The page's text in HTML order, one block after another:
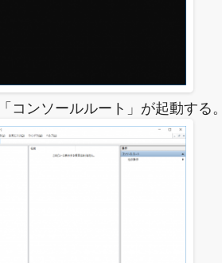
コンソールルート」が起動する